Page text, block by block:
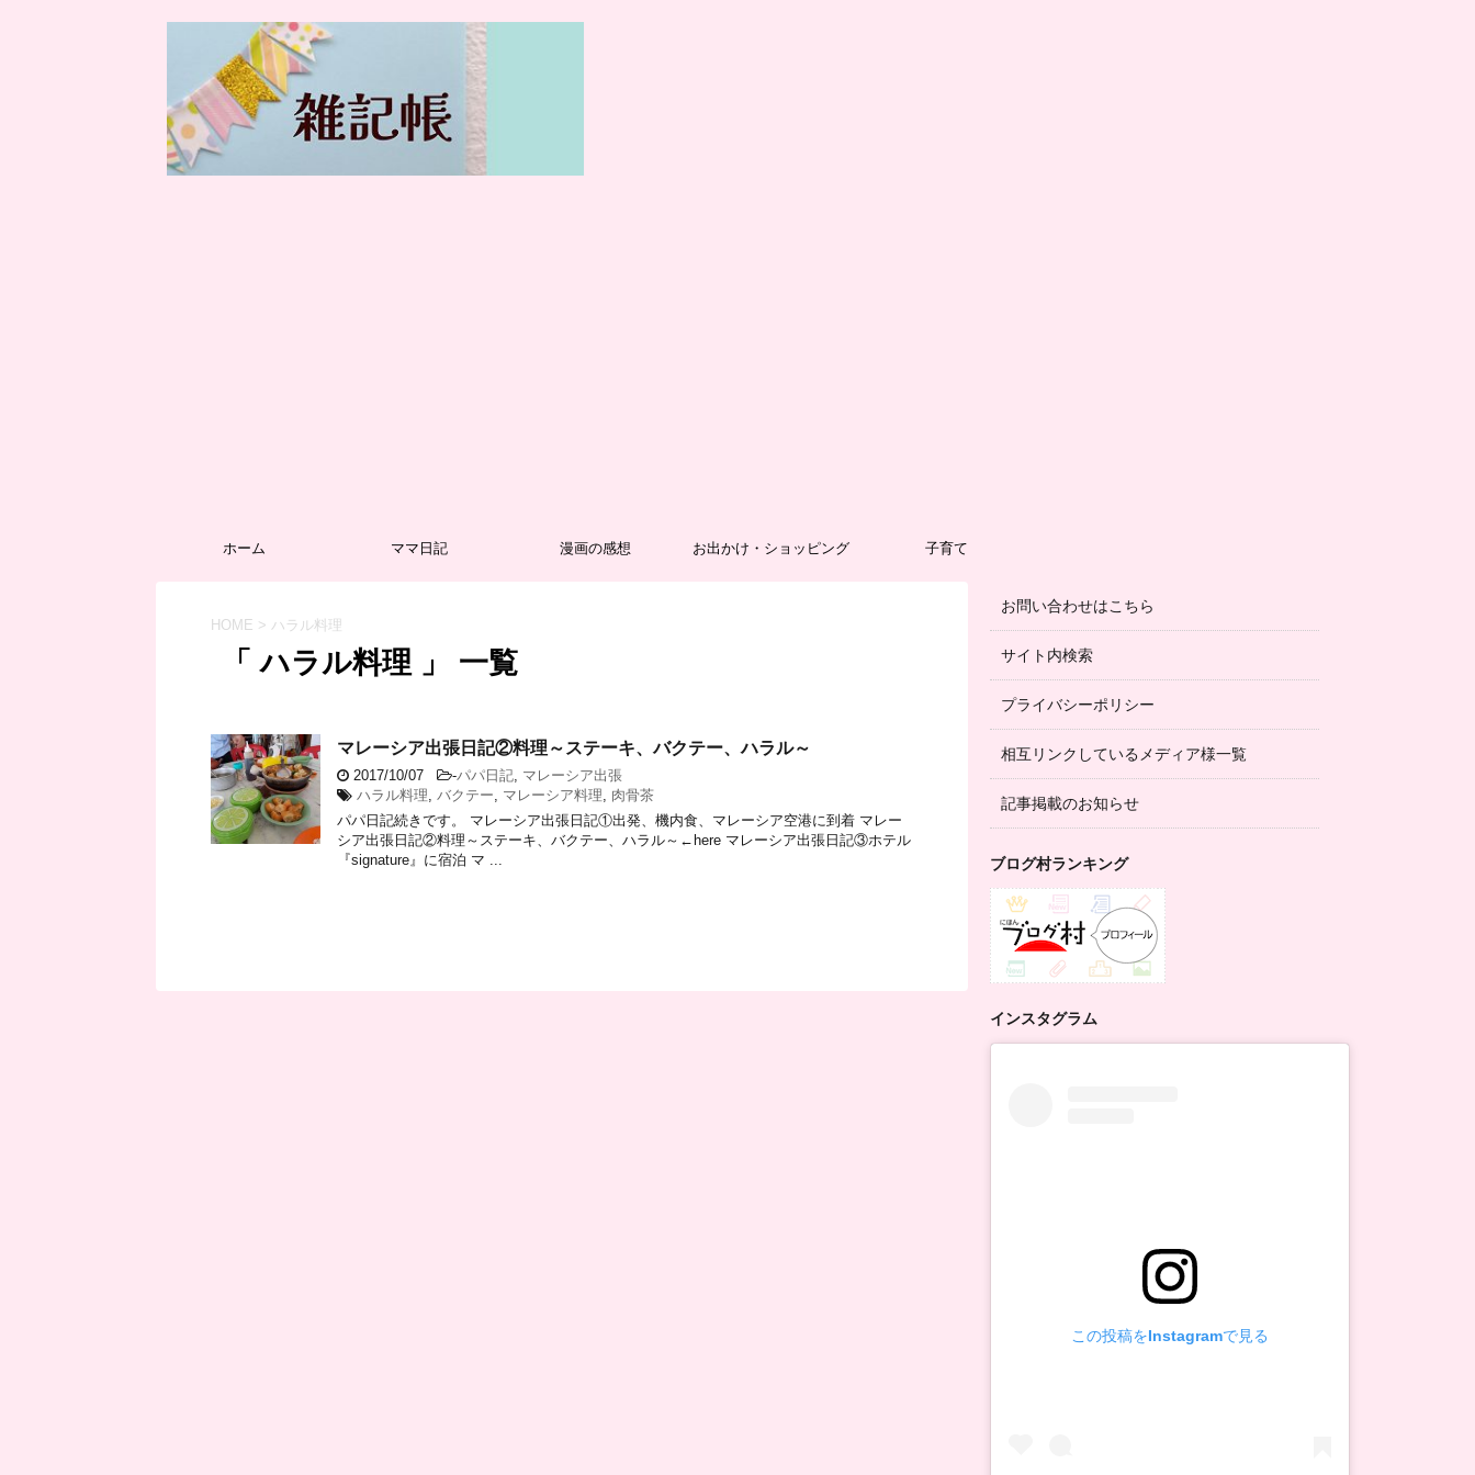
ホーム ママ日記 漫画の感想 お出かけ・ショッピング 子育て
HOME > ハラル料理
「 ハラル料理 」 一覧
マレーシア出張日記②料理～ステーキ、バクテー、ハラル～
2017/10/07 -パパ日記 マレーシア出張
ハラル料理
バクテー マレーシア料理
肉骨茶
パパ日記続きです。 マレーシア出張日記①出発、機内食、マレーシア空港に到着 マレー
シア出張日記②料理～ステーキ、バクテー、ハラル～←here マレーシア出張日記③ホテル
『signature』に宿泊 マ ...
お問い合わせはこちら
サイト内検索
プライバシーポリシー
相互リンクしているメディア様一覧
記事掲載のお知らせ
ブログ村ランキング
インスタグラム
この投稿をInstagramで見る